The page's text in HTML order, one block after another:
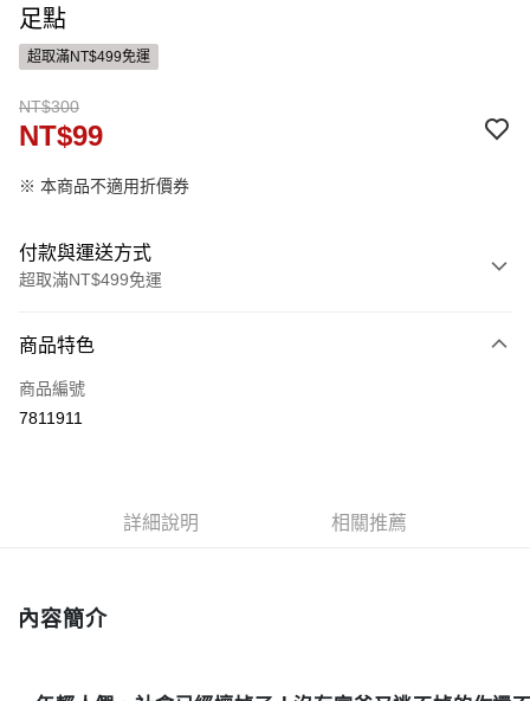
足點
超取滿NT$499免運
NT$300
NT$99
※ 本商品不適用折價券
付款與運送方式
超取滿NT$499免運
信用卡一次付款
ATM付款
每筆NT$60，滿NT$499(含以上)免運費
每筆NT$60，滿NT$499(含以上)免運費
商品特色
商品編號
7811911
詳細說明 相關推薦
內容簡介